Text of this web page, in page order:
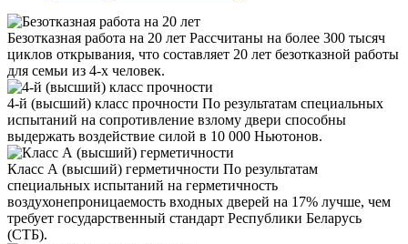
Безотказная работа на 20 лет Рассчитаны на более 300 тысяч
циклов открывания, что составляет 20 лет безотказной работы
для семьи из 4-х человек.
4-й (высший) класс прочности По результатам специальных
испытаний на сопротивление взлому двери способны
выдержать воздействие силой в 10 000 Ньютонов.
Класс А (высший) герметичности По результатам
специальных испытаний на герметичность
воздухонепроницаемость входных дверей на 17% лучше, чем
требует государственный стандарт Республики Беларусь
(СТБ).